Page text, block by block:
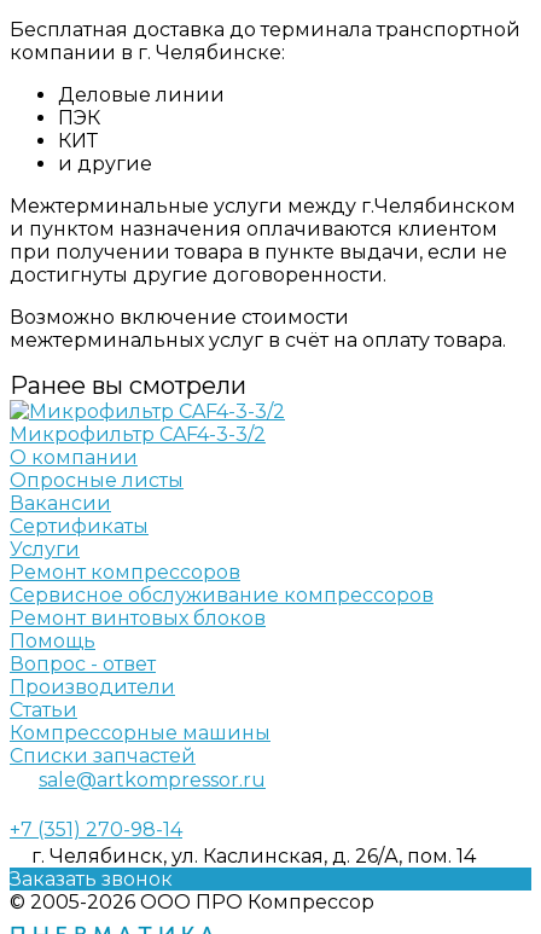
Бесплатная доставка до терминала транспортной
компании в г. Челябинске:
Деловые линии
ПЭК
КИТ
и другие
Межтерминальные услуги между г.Челябинском
и пунктом назначения оплачиваются клиентом
при получении товара в пункте выдачи, если не
достигнуты другие договоренности.
Возможно включение стоимости
межтерминальных услуг в счёт на оплату товара.
Ранее вы смотрели
Микрофильтр CAF4-3-3/2
О компании
Опросные листы
Вакансии
Сертификаты
Услуги
Ремонт компрессоров
Сервисное обслуживание компрессоров
Ремонт винтовых блоков
Помощь
Вопрос - ответ
Производители
Статьи
Компрессорные машины
Списки запчастей
sale@artkompressor.ru
+7 (351) 270-98-14
г. Челябинск, ул. Каслинская, д. 26/А, пом. 14
Заказать звонок
© 2005-2026 ООО ПРО Компрессор